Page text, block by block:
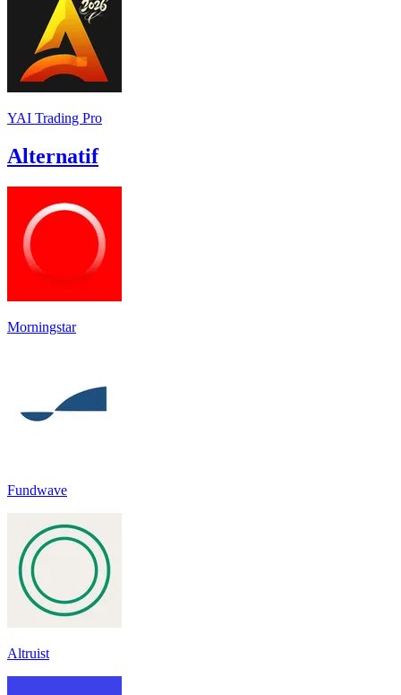
YAI Trading Pro
Alternatif
Morningstar
Fundwave
Altruist